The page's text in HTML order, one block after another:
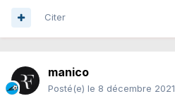
Citer
manico
Posté(e) le 8 décembre 2021